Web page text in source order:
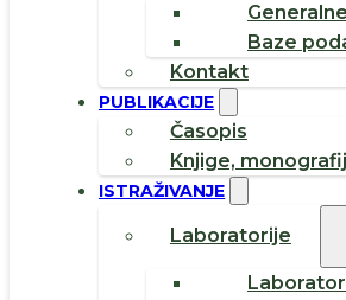
Baze
Kontakt
PUBLIKACIJE
Časopis
Knjige,
ISTRAŽIVANJE
Laboratorije